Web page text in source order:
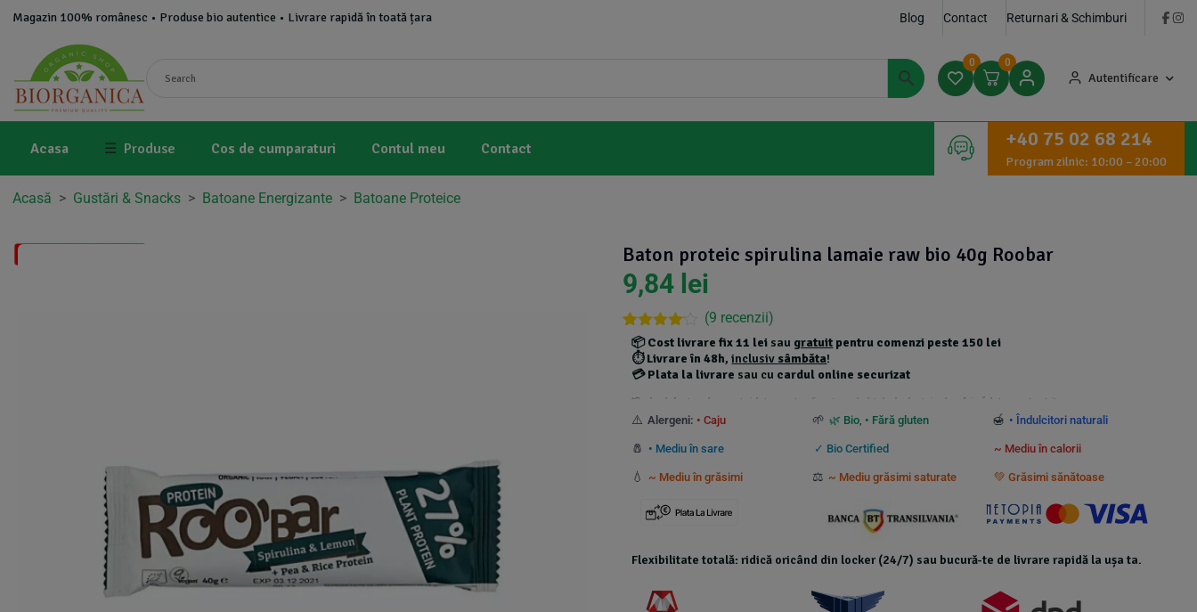
Magazin 100% românesc • Produse bio autentice • Livrare rapidă în toată țara Blog Contact Returnari & Schimburi
0 0
Autentificare
Acasa ☰ Produse Cos de cumparaturi Contul meu Contact +40 75 02 68 214
Program zilnic: 10:00 – 20:00
Acasă > Gustări & Snacks > Batoane Energizante > Batoane Proteice
Baton proteic spirulina lamaie raw bio 40g Roobar
9,84 lei
Rated
4.00out
of 5
based
on
ratings
(9 recenzii)
📦Cost livrare fix 11 lei sau gratuit pentru comenzi peste 150 lei
⏱️Livrare în 48h,inclusiv sâmbăta!
💳Plata la livrare sau cu cardul online securizat
*Produsele foarte grele au costuri de transport suplimentare calculate la checkout și nu beneficiază de transport gratuit.
⚠️ Alergeni: • Caju 🌱 🌿 Bio, • Fără gluten 🍯 • Îndulcitori naturali
🧂 • Mediu în sare ✓ Bio Certified ~ Mediu în calorii
💧 ~ Mediu în grăsimi ⚖️ ~ Mediu grăsimi saturate 💚 Grăsimi sănătoase
Flexibilitate totală: ridică oricând din locker (24/7) sau bucură-te de livrare rapidă la ușa ta.